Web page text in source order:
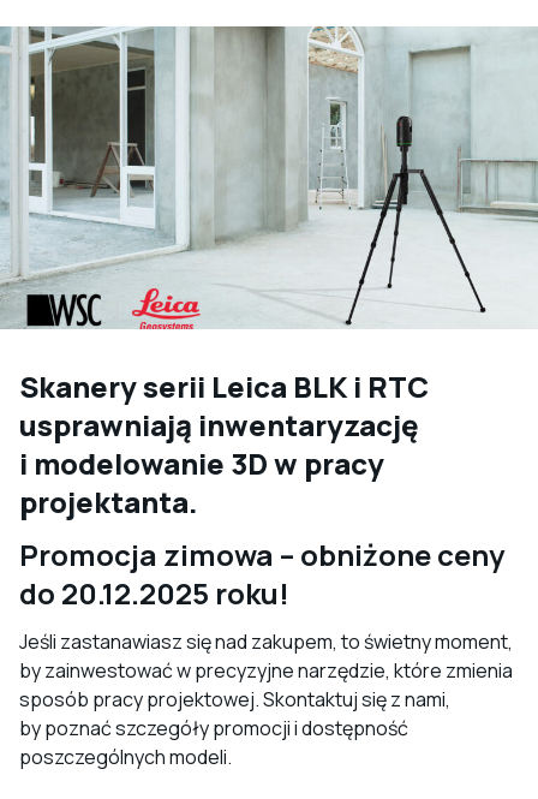
Skanery serii Leica BLK i RTC
usprawniają inwentaryzację
i modelowanie 3D w pracy
projektanta.
Promocja zimowa – obniżone ceny
do 20.12.2025 roku!
Jeśli zastanawiasz się nad zakupem, to świetny moment,
by zainwestować w precyzyjne narzędzie, które zmienia
sposób pracy projektowej. Skontaktuj się z nami,
by poznać szczegóły promocji i dostępność
poszczególnych modeli.